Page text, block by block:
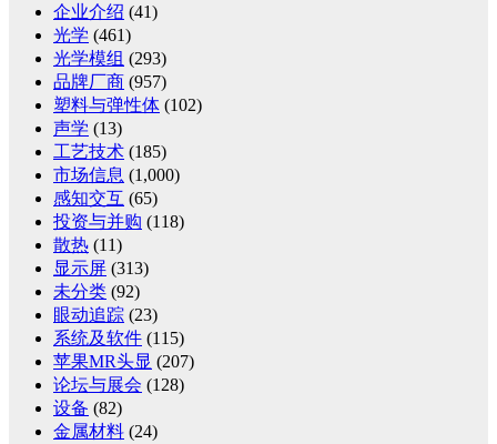
企业介绍 (41)
光学 (461)
光学模组 (293)
品牌厂商 (957)
塑料与弹性体 (102)
声学 (13)
工艺技术 (185)
市场信息 (1,000)
感知交互 (65)
投资与并购 (118)
散热 (11)
显示屏 (313)
未分类 (92)
眼动追踪 (23)
系统及软件 (115)
苹果MR头显 (207)
论坛与展会 (128)
设备 (82)
金属材料 (24)